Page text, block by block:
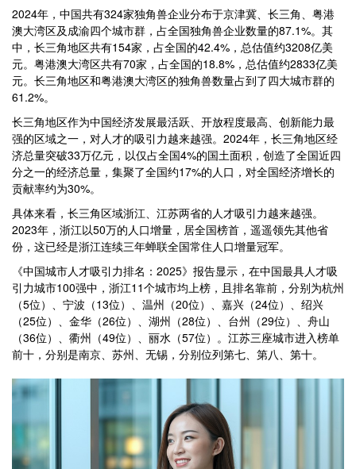
2024年，中国共有324家独角兽企业分布于京津冀、长三角、粤港
澳大湾区及成渝四个城市群，占全国独角兽企业数量的87.1%。其
中，长三角地区共有154家，占全国的42.4%，总估值约3208亿美
元。粤港澳大湾区共有70家，占全国的18.8%，总估值约2833亿美
元。长三角地区和粤港澳大湾区的独角兽数量占到了四大城市群的
61.2%。
长三角地区作为中国经济发展最活跃、开放程度最高、创新能力最
强的区域之一，对人才的吸引力越来越强。2024年，长三角地区经
济总量突破33万亿元，以仅占全国4%的国土面积，创造了全国近四
分之一的经济总量，集聚了全国约17%的人口，对全国经济增长的
贡献率约为30%。
具体来看，长三角区域浙江、江苏两省的人才吸引力越来越强。
2023年，浙江以50万的人口增量，居全国榜首，遥遥领先其他省
份，这已经是浙江连续三年蝉联全国常住人口增量冠军。
《中国城市人才吸引力排名：2025》报告显示，在中国最具人才吸
引力城市100强中，浙江11个城市均上榜，且排名靠前，分别为杭州
（5位）、宁波（13位）、温州（20位）、嘉兴（24位）、绍兴
（25位）、金华（26位）、湖州（28位）、台州（29位）、舟山
（36位）、衢州（49位）、丽水（57位）。江苏三座城市进入榜单
前十，分别是南京、苏州、无锡，分别位列第七、第八、第十。